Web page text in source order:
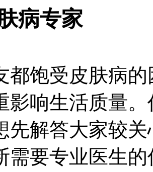
病专家
都饱受皮肤病
影响生活质量
先解答大家较
需要专业医生